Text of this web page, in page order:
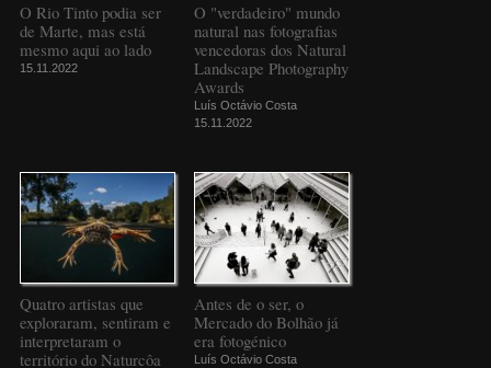
O Rio Tinto podia ser
de Marte, mas está
mesmo aqui ao lado
15.11.2022
O "verdadeiro" mundo
natural nas fotografias
vencedoras dos Natural
Landscape Photography
Awards
Luís Octávio Costa
15.11.2022
Quatro artistas que
exploraram, sentiram e
interpretaram o
território do Naturcôa
Antes de o ser, o
Mercado do Bolhão já
era fotogénico
Luís Octávio Costa